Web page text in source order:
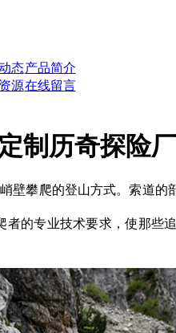
态产品简介
源在线留言
制历奇探险
壁攀爬的登山方式。索道
的专业技术要求，使那些